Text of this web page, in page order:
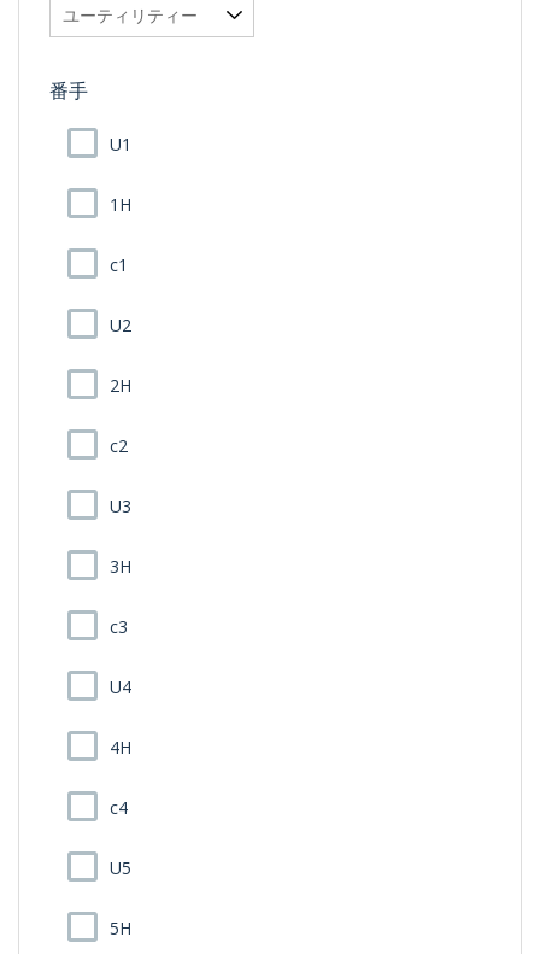
番手
U1
1H
c1
U2
2H
c2
U3
3H
c3
U4
4H
c4
U5
5H